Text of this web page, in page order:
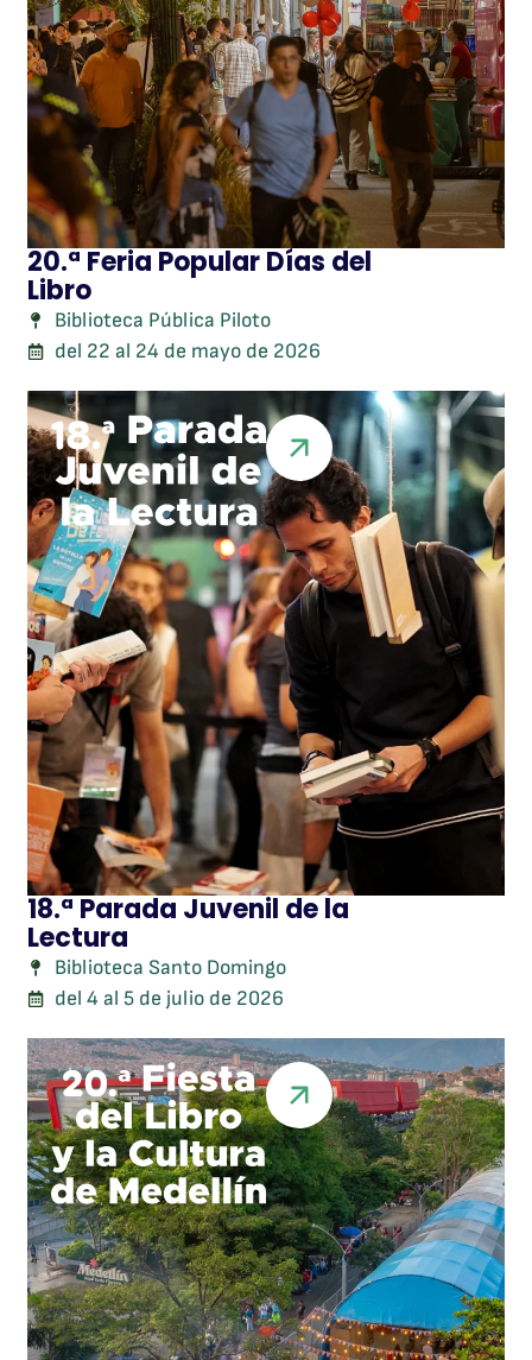
20.ª Feria Popular Días del
Libro
Biblioteca Pública Piloto
del 22 al 24 de mayo de 2026
18.ª Parada Juvenil de la
Lectura
Biblioteca Santo Domingo
del 4 al 5 de julio de 2026